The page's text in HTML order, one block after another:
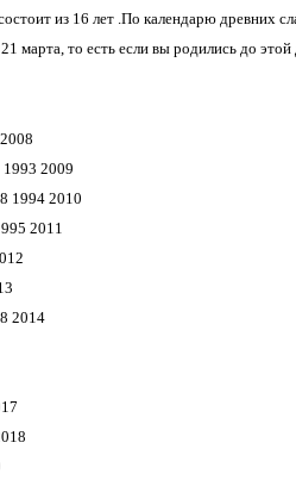
из 16 лет .По календарю древних
марта, то есть если вы родились до
2009
1994 2010
2011
2014